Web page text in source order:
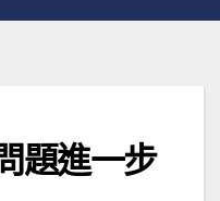
題進一步